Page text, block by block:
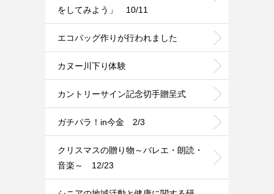
をしてみよう」 10/11
エコバッグ作りが行われました
カヌー川下り体験
カントリーサイン記念切手贈呈式
ガチパラ！in今金 2/3
クリスマスの贈り物～バレエ・朗読・
音楽～ 12/23